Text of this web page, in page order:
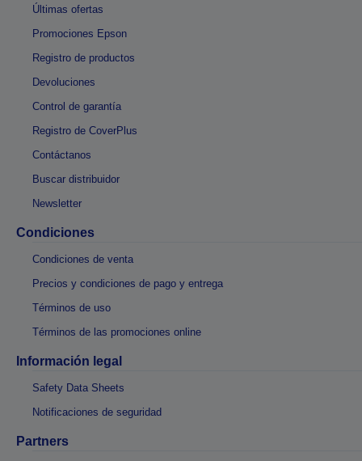
Últimas ofertas
Promociones Epson
Registro de productos
Devoluciones
Control de garantía
Registro de CoverPlus
Contáctanos
Buscar distribuidor
Newsletter
Condiciones
Condiciones de venta
Precios y condiciones de pago y entrega
Términos de uso
Términos de las promociones online
Información legal
Safety Data Sheets
Notificaciones de seguridad
Partners